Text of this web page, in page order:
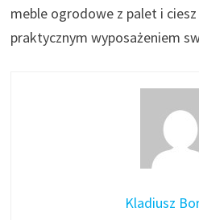
meble ogrodowe z palet i
praktycznym wyposażeniem
Kladiusz